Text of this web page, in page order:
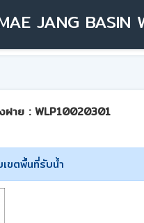
JANG BASIN
าย : WLP10020301
ขตพื้นที่รับน้ำ